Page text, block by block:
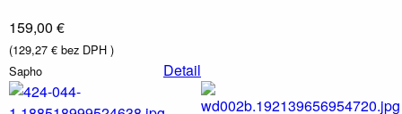
159,00 €
(129,27 € bez DPH )
Sapho
Detail